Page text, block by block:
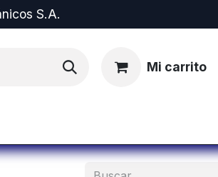
S.A.
Mi carrito
Servicio de